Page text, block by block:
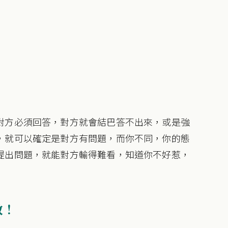
必須回答，對方就會結巴答不出來，或是強
可以確定是對方有問題，而你不同，你的態
問題，就能對方輸得難看，知道你不好惹，